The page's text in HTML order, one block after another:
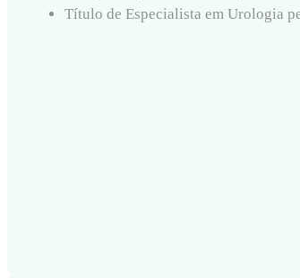
Título de Especialista em Urologia